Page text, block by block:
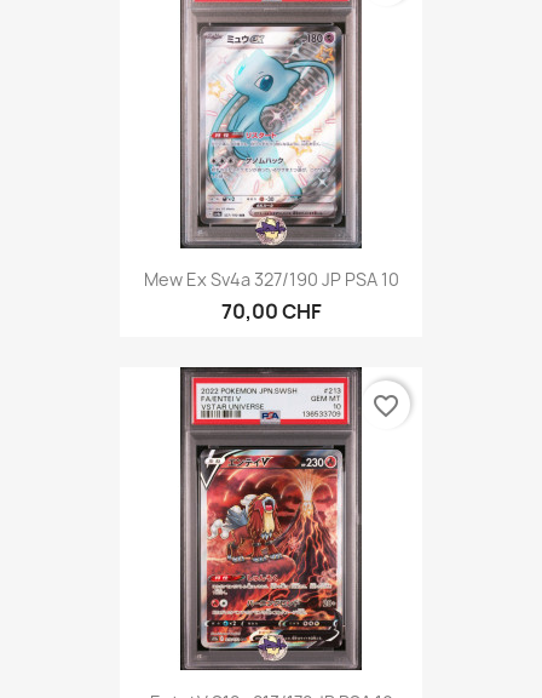
Mew Ex Sv4a 327/190 JP PSA 10
70,00 CHF
favorite_border